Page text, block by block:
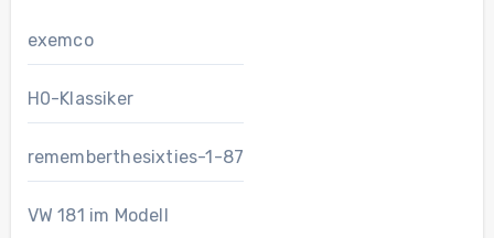
exemco
H0-Klassiker
rememberthesixties-1-87
VW 181 im Modell